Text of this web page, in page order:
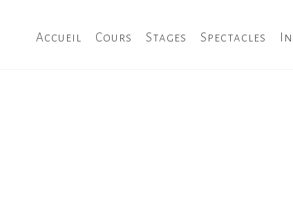
Accueil Cours Stages Spectacles